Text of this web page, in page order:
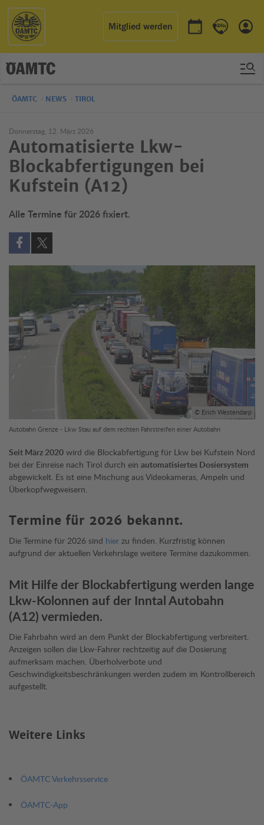
Mitglied werden
Termin buchen
Kontakt &
ÖAMTC NEWS TIROL
Donnerstag, 12. März 2026
Automatisierte Lkw-
Blockabfertigungen bei
Kufstein (A12)
Alle Termine für 2026 fixiert.
Auf Facebook teilen (öffnet in neuem Fenster)
Auf X teilen (öffnet in neuem Fenster)
© Erich Westendarp
Autobahn Grenze - Lkw Stau auf dem rechten Fahrstreifen einer Autobahn
Seit März 2020 wird die Blockabfertigung für Lkw bei Kufstein Nord
bei der Einreise nach Tirol durch ein automatisiertes Dosiersystem
abgewickelt. Es ist eine Mischung aus Videokameras, Ampeln und
Überkopfwegweisern.
Termine für 2026 bekannt.
Die Termine für 2026 sind hier zu finden. Kurzfristig können
aufgrund der aktuellen Verkehrslage weitere Termine dazukommen.
Mit Hilfe der Blockabfertigung werden lange
Lkw-Kolonnen auf der Inntal Autobahn
(A12) vermieden.
Die Fahrbahn wird an dem Punkt der Blockabfertigung verbreitert.
Anzeigen sollen die Lkw-Fahrer rechtzeitig auf die Dosierung
aufmerksam machen. Überholverbote und
Geschwindigkeitsbeschränkungen werden zudem im Kontrollbereich
aufgestellt.
Weitere Links
ÖAMTC Verkehrsservice
ÖAMTC-App